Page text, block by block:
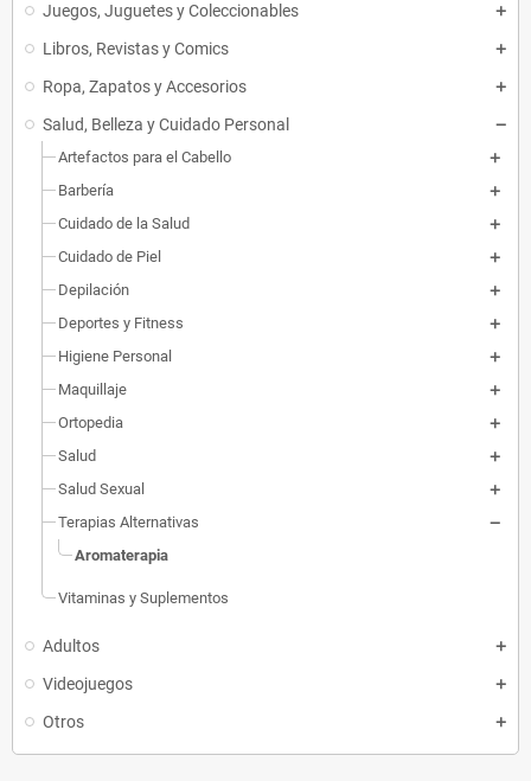
Juegos, Juguetes y Coleccionables
Libros, Revistas y Comics
Ropa, Zapatos y Accesorios
Salud, Belleza y Cuidado Personal
Artefactos para el Cabello
Barbería
Cuidado de la Salud
Cuidado de Piel
Depilación
Deportes y Fitness
Higiene Personal
Maquillaje
Ortopedia
Salud
Salud Sexual
Terapias Alternativas
Aromaterapia
Vitaminas y Suplementos
Adultos
Videojuegos
Otros